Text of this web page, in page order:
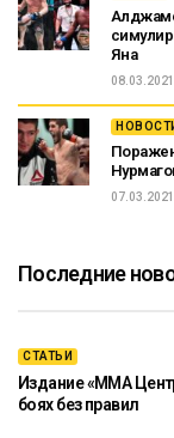
Яна
08.03.2021
07.03.2021
Последние
СТАТЬИ
Издание «ММА
боях без правил